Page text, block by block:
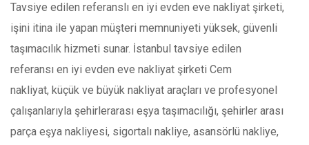
Tavsiye edilen referanslı en iyi evden eve nakliyat şirketi,
işini itina ile yapan müşteri memnuniyeti yüksek, güvenli
taşımacılık hizmeti sunar. İstanbul tavsiye edilen
referansı en iyi evden eve nakliyat şirketi Cem
nakliyat, küçük ve büyük nakliyat araçları ve profesyonel
çalışanlarıyla şehirlerarası eşya taşımacılığı, şehirler arası
parça eşya nakliyesi, sigortalı nakliye, asansörlü nakliye,